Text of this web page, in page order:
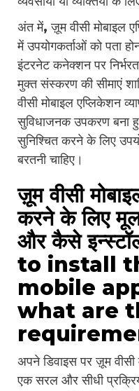
अंत में, ज़ूम वीसी मोबाइल
में उपयोगकर्ताओं को पता
इंटरनेट कनेक्शन पर
मुक्त संस्करण की सीमाएं
वीसी मोबाइल एप्लिकेशन
सुविधाजनक उपकरण बना
सुनिश्चित करने के लिए
बरतनी चाहिए।
ज़ूम वीसी
करने के लिए
और कैसे
to install
mobile
what are
अपने डिवाइस पर ज़ूम वीसी
एक सरल और सीधी